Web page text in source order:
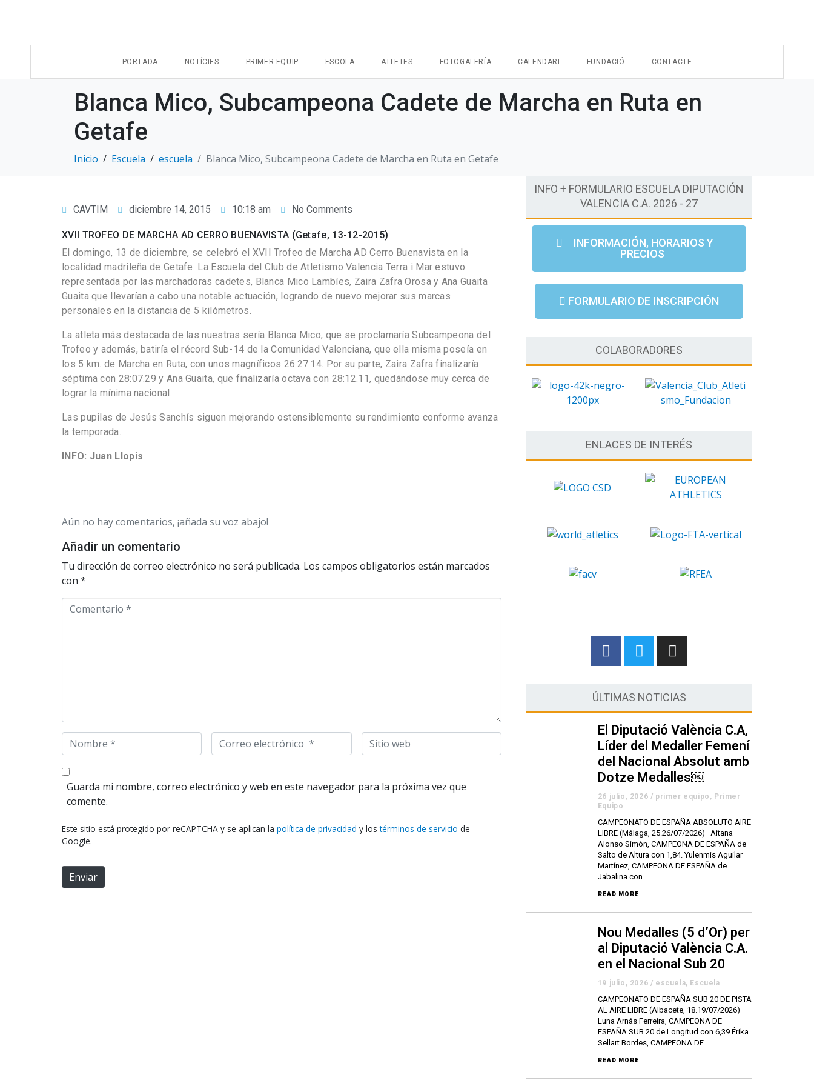
PORTADA NOTÍCIES PRIMER EQUIP ESCOLA ATLETES FOTOGALERÍA CALENDARI FUNDACIÓ CONTACTE
Blanca Mico, Subcampeona Cadete de Marcha en Ruta en
Getafe
Inicio Escuela escuela Blanca Mico, Subcampeona Cadete de Marcha en Ruta en Getafe
CAVTIM diciembre 14, 2015 10:18 am No Comments
XVII TROFEO DE MARCHA AD CERRO BUENAVISTA (Getafe, 13-12-2015)
El domingo, 13 de diciembre, se celebró el XVII Trofeo de Marcha AD Cerro Buenavista en la
localidad madrileña de Getafe. La Escuela del Club de Atletismo Valencia Terra i Mar estuvo
representada por las marchadoras cadetes, Blanca Mico Lambíes, Zaira Zafra Orosa y Ana Guaita
Guaita que llevarían a cabo una notable actuación, logrando de nuevo mejorar sus marcas
personales en la distancia de 5 kilómetros.
La atleta más destacada de las nuestras sería Blanca Mico, que se proclamaría Subcampeona del
Trofeo y además, batiría el récord Sub-14 de la Comunidad Valenciana, que ella misma poseía en
los 5 km. de Marcha en Ruta, con unos magníficos 26:27.14. Por su parte, Zaira Zafra finalizaría
séptima con 28:07.29 y Ana Guaita, que finalizaría octava con 28:12.11, quedándose muy cerca de
lograr la mínima nacional.
Las pupilas de Jesús Sanchís siguen mejorando ostensiblemente su rendimiento conforme avanza
la temporada.
INFO: Juan Llopis
Aún no hay comentarios, ¡añada su voz abajo!
Añadir un comentario
Tu dirección de correo electrónico no será publicada. Los campos obligatorios están marcados
con *
i
o
o
m
*
o
r
e
i
i
e
Guarda mi nombre, correo electrónico y web en este navegador para la próxima vez que
comente.
Este sitio está protegido por reCAPTCHA y se aplican la política de privacidad y lostérminos de servicio de
Google.
Enviar
INFO + FORMULARIO ESCUELA DIPUTACIÓN
VALENCIA C.A. 2026 - 27
INFORMACIÓN, HORARIOS Y
PRECIOS
FORMULARIO DE INSCRIPCIÓN
COLABORADORES
ENLACES DE INTERÉS
ÚLTIMAS NOTICIAS
El Diputació València C.A,
Líder del Medaller Femení
del Nacional Absolut amb
Dotze Medalles￼
26 julio, 2026 / primer equipo , Primer
Equipo
CAMPEONATO DE ESPAÑA ABSOLUTO AIRE
LIBRE (Málaga, 25.26/07/2026) Aitana
Alonso Simón, CAMPEONA DE ESPAÑA de
Salto de Altura con 1,84. Yulenmis Aguilar
Martínez, CAMPEONA DE ESPAÑA de
Jabalina con
READ MORE
Nou Medalles (5 d’Or) per
al Diputació València C.A.
en el Nacional Sub 20
19 julio, 2026 / escuela, Escuela
CAMPEONATO DE ESPAÑA SUB 20 DE PISTA
AL AIRE LIBRE (Albacete, 18.19/07/2026)
Luna Arnás Ferreira, CAMPEONA DE
ESPAÑA SUB 20 de Longitud con 6,39 Érika
Sellart Bordes, CAMPEONA DE
READ MORE